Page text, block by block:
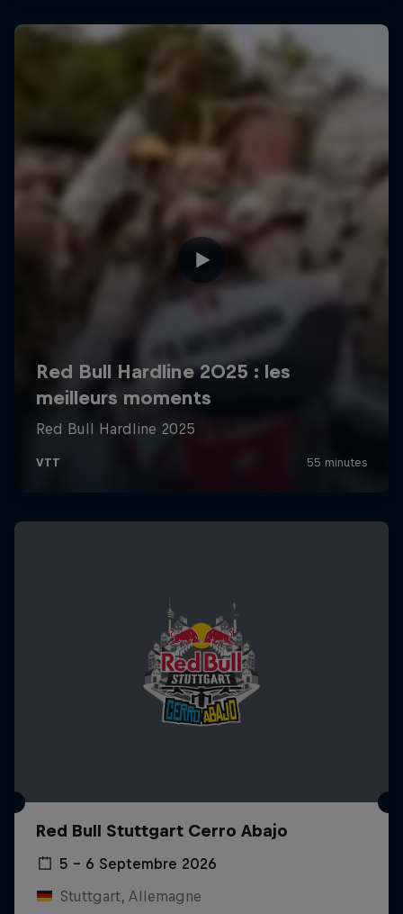
Red Bull Stuttgart Cerro Abajo
5 – 6 Septembre 2026
Stuttgart, Allemagne